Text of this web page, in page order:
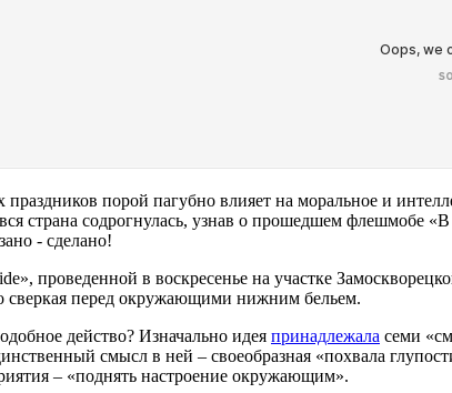
праздников порой пагубно влияет на моральное и
страна содрогнулась, узнав о прошедшем флешмобе
- сделано!
проведенной в воскресенье на участке
сверкая перед окружающими нижним бельем.
действо? Изначально идея принадлежала семи
смысл в ней – своеобразная «похвала
– «поднять настроение окружающим».